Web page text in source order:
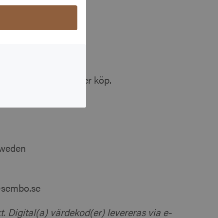
2 presentkort per köp.
Digital(a) värdekod(er) levereras via e-